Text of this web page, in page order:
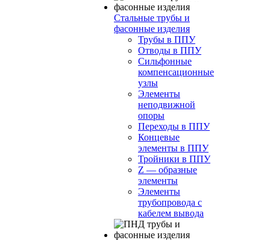
Стальные трубы и
фасонные изделия
Трубы в ППУ
Отводы в ППУ
Сильфонные
компенсационные
узлы
Элементы
неподвижной
опоры
Переходы в ППУ
Концевые
элементы в ППУ
Тройники в ППУ
Z — образные
элементы
Элементы
трубопровода с
кабелем вывода